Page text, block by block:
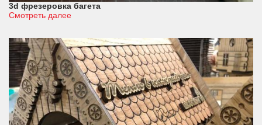
3d фрезеровка багета
Смотреть далее